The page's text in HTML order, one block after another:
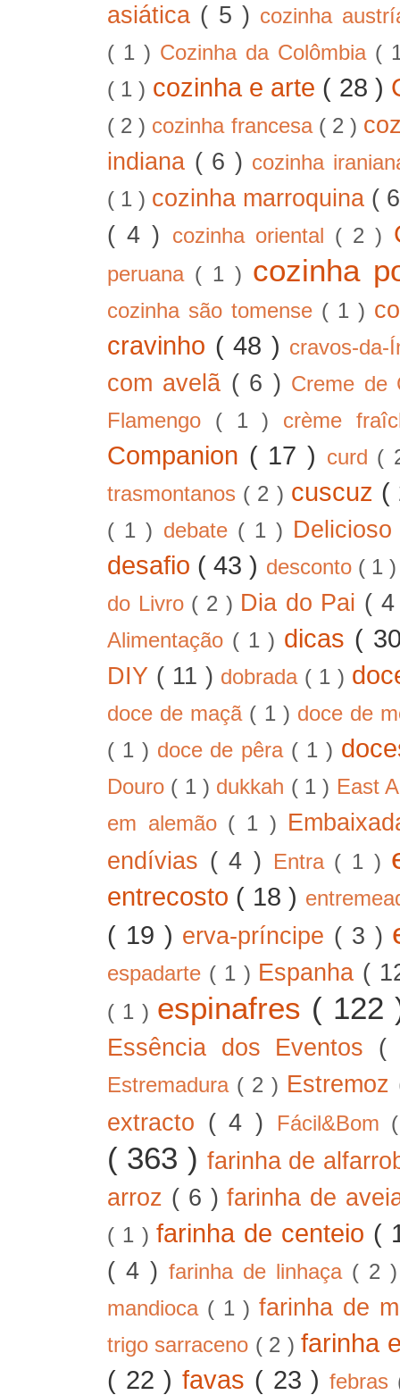
asiática ( 5 ) cozinha
( 1 ) Cozinha da Colômbia (
( 1 ) cozinha e arte ( 28 )
( 2 ) cozinha francesa ( 2 )
indiana ( 6 ) cozinha
( 1 ) cozinha marroquina (
( 4 )
cozinha oriental ( 2 )
peruana ( 1 ) cozinha
cozinha são tomense ( 1 )
cravinho ( 48 ) cravos-
com avelã ( 6 ) Creme de
Flamengo ( 1 ) crème
Companion ( 17 ) curd (
trasmontanos ( 2 ) cuscuz (
( 1 ) debate ( 1 )
desafio ( 43 ) desconto ( 1
do Livro ( 2 ) Dia do Pai (
Alimentação ( 1 ) dicas (
DIY ( 11 ) dobrada ( 1 )
doce de maçã ( 1 ) doce de
( 1 ) doce de pêra ( 1 )
Douro ( 1 ) dukkah ( 1 ) East
em alemão ( 1 )
endívias ( 4 ) Entra ( 1 )
entrecosto ( 18 )
( 19 ) erva-príncipe ( 3 )
espadarte ( 1 ) Espanha (
( 1 ) espinafres (
Essência dos Eventos (
Estremadura ( 2 ) Estremoz
extracto ( 4 ) Fácil&Bom
( 363 )farinha de
arroz ( 6 )farinha de
( 1 )farinha de centeio (
( 4 ) farinha de linhaça ( 2
mandioca ( 1 )farinha de
trigo sarraceno ( 2 )farinha
( 22 )favas ( 23 ) febras